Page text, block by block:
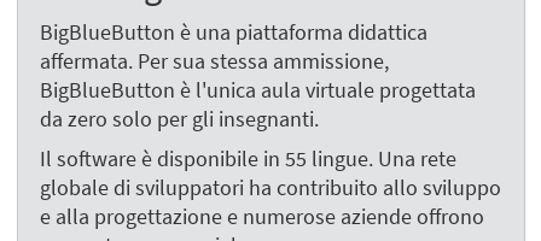
BigBlueButton è una piattaforma didattica
affermata. Per sua stessa ammissione,
BigBlueButton è l'unica aula virtuale progettata
da zero solo per gli insegnanti.
Il software è disponibile in 55 lingue. Una rete
globale di sviluppatori ha contribuito allo sviluppo
e alla progettazione e numerose aziende offrono